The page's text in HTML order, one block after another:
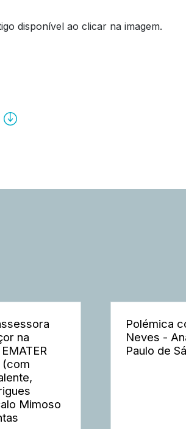
disponível ao clicar na imagem.
na
Mimoso
Polémica
Neves -
Paulo de